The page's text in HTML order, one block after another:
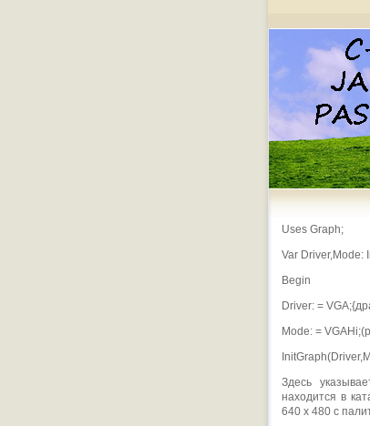
Uses Graph;
Var Driver,Mode:
Begin
Driver: =
Mode: =
Здесь
находится в
640 х 480 с